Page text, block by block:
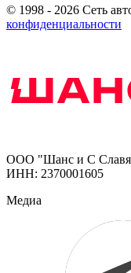
© 1998 - 2026 Сеть
конфиденциальности
ООО "Шанс и С
ИНН: 2370001605
Медиа